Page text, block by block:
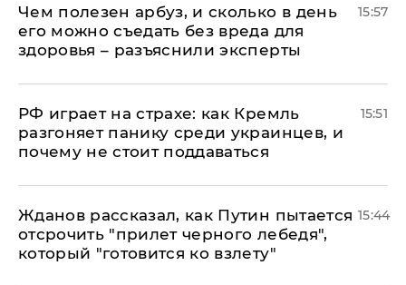
Чем полезен арбуз, и сколько в день
его можно съедать без вреда для
здоровья – разъяснили эксперты
15:57
РФ играет на страхе: как Кремль
разгоняет панику среди украинцев, и
почему не стоит поддаваться
15:51
Жданов рассказал, как Путин пытается
отсрочить "прилет черного лебедя",
который "готовится ко взлету"
15:44